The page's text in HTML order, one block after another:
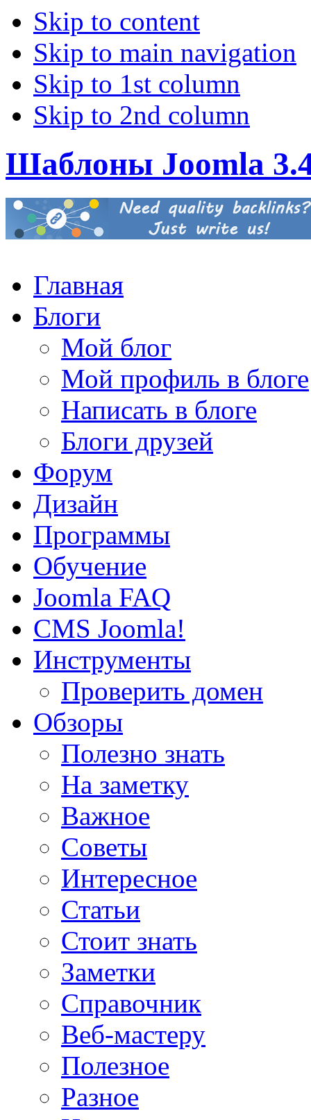
Skip to content
Skip to main navigation
Skip to 1st column
Skip to 2nd column
Шаблоны Joomla
Главная
Блоги
Мой блог
Мой профиль в блоге
Написать в блоге
Блоги друзей
Форум
Дизайн
Программы
Обучение
Joomla FAQ
CMS Joomla!
Инструменты
Проверить домен
Обзоры
Полезно знать
На заметку
Важное
Советы
Интересное
Статьи
Стоит знать
Заметки
Справочник
Веб-мастеру
Полезное
Разное